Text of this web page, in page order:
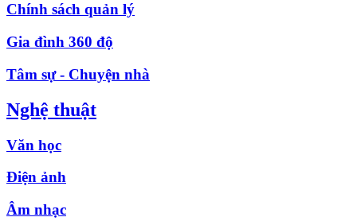
Chính sách quản lý
Gia đình 360 độ
Tâm sự - Chuyện nhà
Nghệ thuật
Văn học
Điện ảnh
Âm nhạc